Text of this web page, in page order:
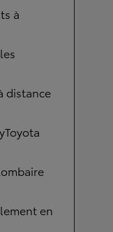
à
distance
en